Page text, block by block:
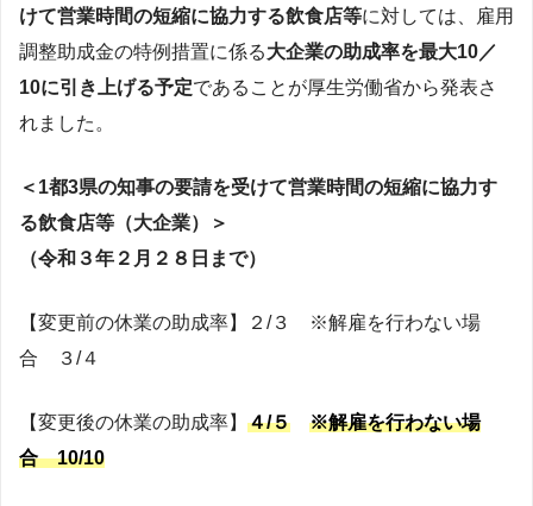
けて営業時間の短縮に協力する飲食店等に対しては、雇用
調整助成金の特例措置に係る大企業の助成率を最大10／
10に引き上げる予定であることが厚生労働省から発表さ
れました。
＜1都3県の知事の要請を受けて営業時間の短縮に協力す
る飲食店等（大企業）＞
（令和３年２月２８日まで）
【変更前の休業の助成率】２/３ ※解雇を行わない場
合 ３/４
【変更後の休業の助成率】 ４/５
※解雇を行わない場
合 10/10